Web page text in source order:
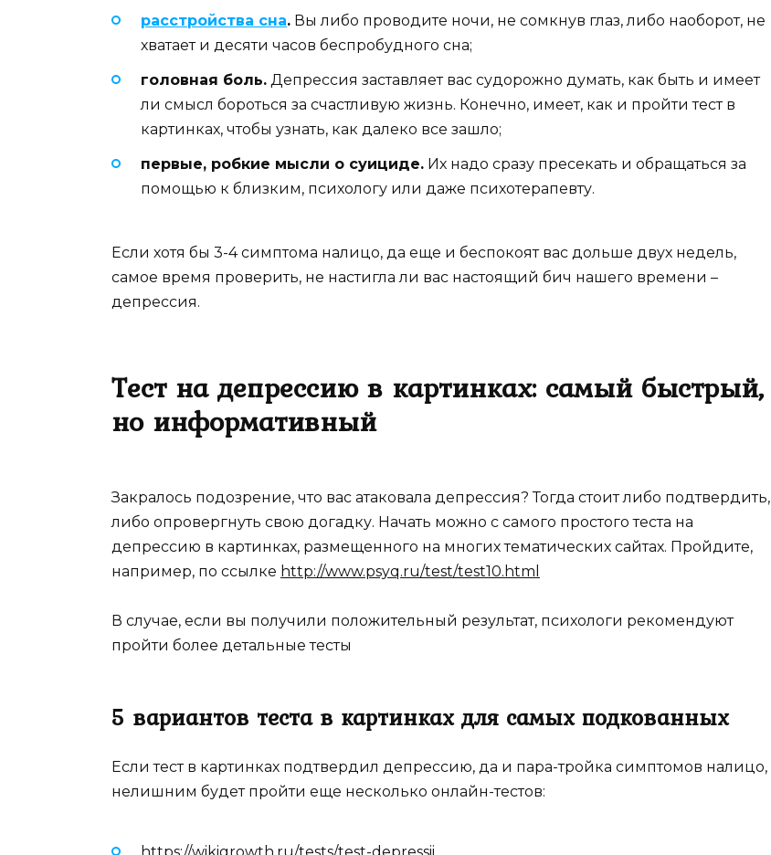
расстройства сна. Вы либо проводите ночи, не сомкнув глаз, либо наоборот, не
хватает и десяти часов беспробудного сна;
головная боль. Депрессия заставляет вас судорожно думать, как быть и имеет
ли смысл бороться за счастливую жизнь. Конечно, имеет, как и пройти тест в
картинках, чтобы узнать, как далеко все зашло;
первые, робкие мысли о суициде. Их надо сразу пресекать и обращаться за
помощью к близким, психологу или даже психотерапевту.
Если хотя бы 3-4 симптома налицо, да еще и беспокоят вас дольше двух недель,
самое время проверить, не настигла ли вас настоящий бич нашего времени –
депрессия.
Тест на депрессию в картинках: самый быстрый,
но информативный
Закралось подозрение, что вас атаковала депрессия? Тогда стоит либо подтвердить,
либо опровергнуть свою догадку. Начать можно с самого простого теста на
депрессию в картинках, размещенного на многих тематических сайтах. Пройдите,
например, по ссылке http://www.psyq.ru/test/test10.html
В случае, если вы получили положительный результат, психологи рекомендуют
пройти более детальные тесты
5 вариантов теста в картинках для самых подкованных
Если тест в картинках подтвердил депрессию, да и пара-тройка симптомов налицо,
нелишним будет пройти еще несколько онлайн-тестов: